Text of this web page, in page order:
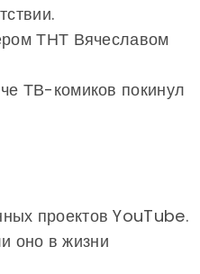
ТНТ Вячеславом
ТВ-комиков покинул
проектов YouTube.
оно в жизни